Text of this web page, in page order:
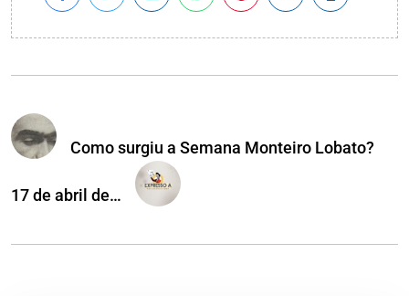
Como surgiu a Semana Monteiro Lobato?
17 de abril de…